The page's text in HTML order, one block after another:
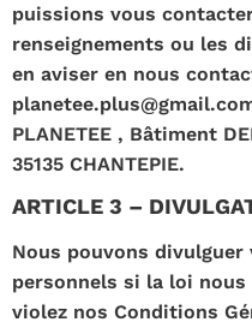
puissions vous
renseignements ou les
en aviser en nous
PLANETEE , Bâtiment
35135 CHANTEPIE.
ARTICLE 3 –
Nous pouvons divulguer
personnels si la loi
violez nos Conditions